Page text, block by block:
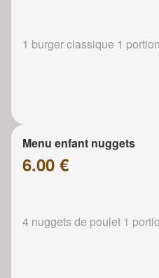
1 burger classique 1
Menu enfant nuggets
6.00 €
4 nuggets de poulet 1